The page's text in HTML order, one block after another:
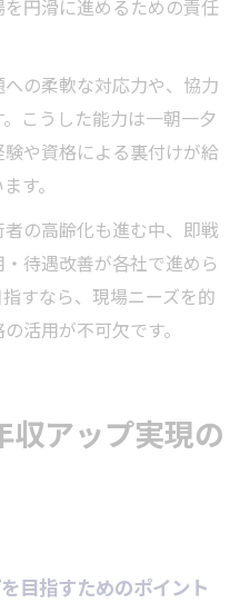
円滑に進めるための責任
の柔軟な対応力や、協力
こうした能力は一朝一夕
や資格による裏付けが給
す。
の高齢化も進む中、即戦
待遇改善が各社で進めら
すなら、現場ニーズを的
活用が不可欠です。
アップ実現の
目指すためのポイント